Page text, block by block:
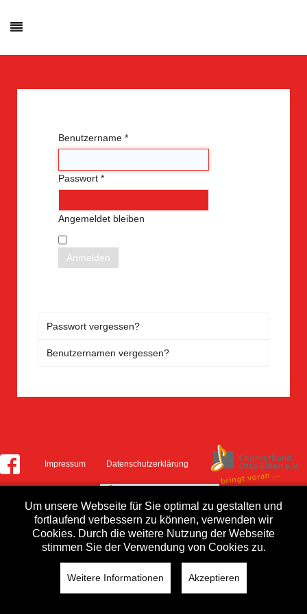
Benutzername *
Passwort *
Angemeldet bleiben
Anmelden
Passwort vergessen?
Benutzernamen vergessen?
Impressum Datenschutzerklärung
Um unsere Webseite für Sie optimal zu gestalten und
fortlaufend verbessern zu können, verwenden wir
Cookies. Durch die weitere Nutzung der Webseite
stimmen Sie der Verwendung von Cookies zu.
Weitere Informationen Akzeptieren